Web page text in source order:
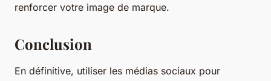
renforcer votre image de marque.
Conclusion
En définitive, utiliser les médias sociaux pour